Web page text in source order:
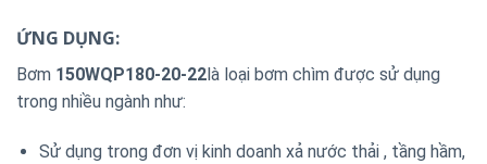
ỨNG DỤNG:
Bơm 150WQP180-20-22là loại bơm chìm được sử dụng
trong nhiều ngành như:
Sử dụng trong đơn vị kinh doanh xả nước thải , tầng hầm,